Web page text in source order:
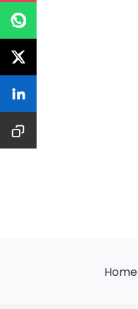
Home